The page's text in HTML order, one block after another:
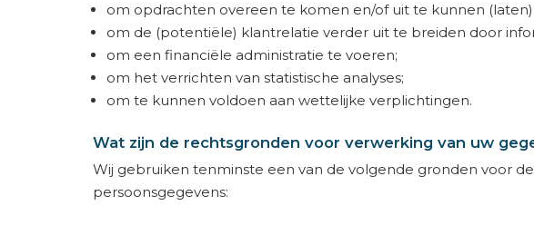
om opdrachten overeen te komen en/of uit te kunnen
om de (potentiële) klantrelatie verder uit te breiden door
om een financiële administratie te voeren;
om het verrichten van statistische analyses;
om te kunnen voldoen aan wettelijke verplichtingen.
Wat zijn de rechtsgronden voor verwerking van uw
Wij gebruiken tenminste een van de volgende gronden voor
persoonsgegevens: